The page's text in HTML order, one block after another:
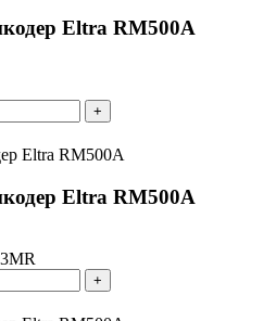
Eltra RM500A
+
Eltra RM500A
+